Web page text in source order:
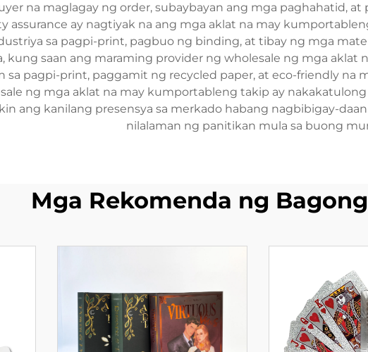
na maglagay ng order, subaybayan ang mga paghahatid,
assurance ay nagtiyak na ang mga aklat na may
sa pagpi-print, pagbuo ng binding, at tibay ng mga
kung saan ang maraming provider ng wholesale ng mga aklat
sa pagpi-print, paggamit ng recycled paper, at eco-friendly na
ng mga aklat na may kumportableng takip ay
ang kanilang presensya sa merkado habang nagbibigay-
nilalaman ng panitikan mula sa buong
Mga Rekomenda ng